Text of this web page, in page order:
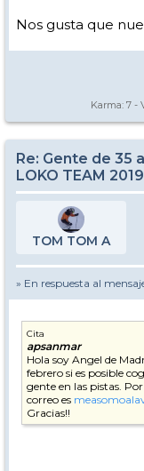
Nos gusta que
Karma: 7 -
Re: Gente de 35
LOKO TEAM 2019
TOM TOM A
» En respuesta al
Cita
apsanmar
Hola soy Angel de
febrero si es posible
gente en las pistas.
correo es
Gracias!!